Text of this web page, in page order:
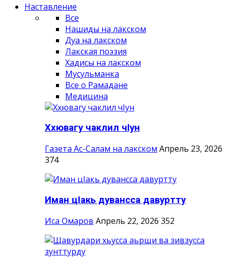
Наставление
Все
Нашиды на лакском
Дуа на лакском
Лакская поэзия
Хадисы на лакском
Мусульманка
Все о Рамадане
Медицина
Ххювагу чаклил чIун
Газета Ас-Салам на лакском Апрель 23, 2026
374
Иман цIакь дувансса давуртту
Иса Омаров Апрель 22, 2026 352